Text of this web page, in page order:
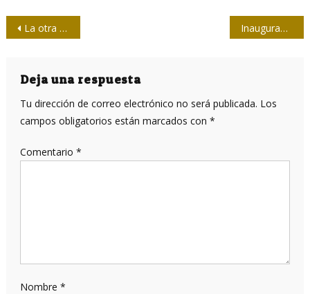
Navegación
entradas
La otra forma de mirar una caverna famosa Inauguran en Ecuador Congreso Internacional de Periodismo
Deja una respuesta
Tu dirección de correo electrónico no será publicada. Los
campos obligatorios están marcados con *
Comentario *
Nombre *